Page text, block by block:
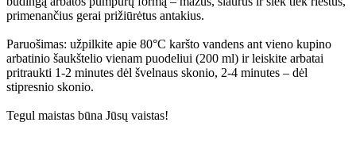
primenančius gerai prižiūrėtus antakius.
Paruošimas: užpilkite apie 80°C karšto vandens ant vieno kupino
arbatinio šaukštelio vienam puodeliui (200 ml) ir leiskite arbatai
pritraukti 1-2 minutes dėl švelnaus skonio, 2-4 minutes – dėl
stipresnio skonio.
Tegul maistas būna Jūsų vaistas!